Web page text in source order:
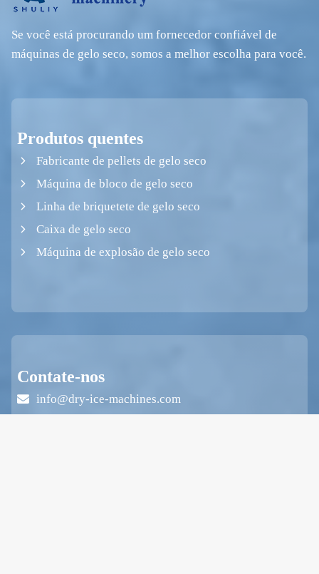
Se você está procurando um fornecedor confiável de
máquinas de gelo seco, somos a melhor escolha para você.
Produtos quentes
Fabricante de pellets de gelo seco
Máquina de bloco de gelo seco
Linha de briquetete de gelo seco
Caixa de gelo seco
Máquina de explosão de gelo seco
Contate-nos
info@dry-ice-machines.com